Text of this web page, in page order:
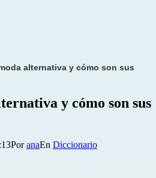
alternativa y cómo son sus
y cómo son sus
Porana
Categorizado
Diccionario